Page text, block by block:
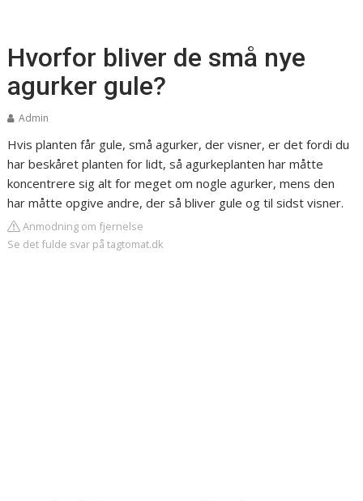
Hvorfor bliver de små nye
agurker gule?
Admin
Hvis planten får gule, små agurker, der visner, er det fordi du
har beskåret planten for lidt, så agurkeplanten har måtte
koncentrere sig alt for meget om nogle agurker, mens den
har måtte opgive andre, der så bliver gule og til sidst visner.
Anmodning om fjernelse
Se det fulde svar på tagtomat.dk